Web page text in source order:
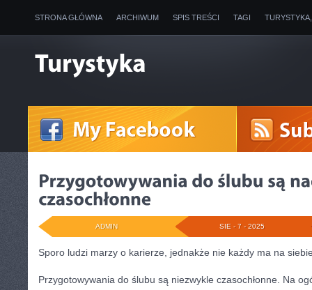
STRONA GŁÓWNA ARCHIWUM SPIS TREŚCI TAGI
SIE - 7 - 2025
ADMIN
Sporo ludzi marzy o karierze, jednakże nie każdy ma na
Przygotowywania do ślubu są niezwykle czasochłonne. Na